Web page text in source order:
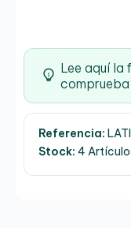
Lee aquí
Referencia:
Stock: 4